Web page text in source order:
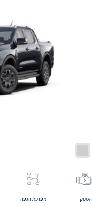
הספק מערכת הנעה